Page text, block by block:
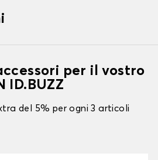
per il vostro
ID.BUZZ
del 5% per ogni 3 articoli